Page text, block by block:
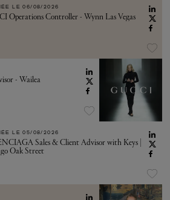
LE 06/08/2026
Operations Controller - Wynn Las Vegas
- Wailea
LE 05/08/2026
Sales & Client Advisor with Keys |
Oak Street